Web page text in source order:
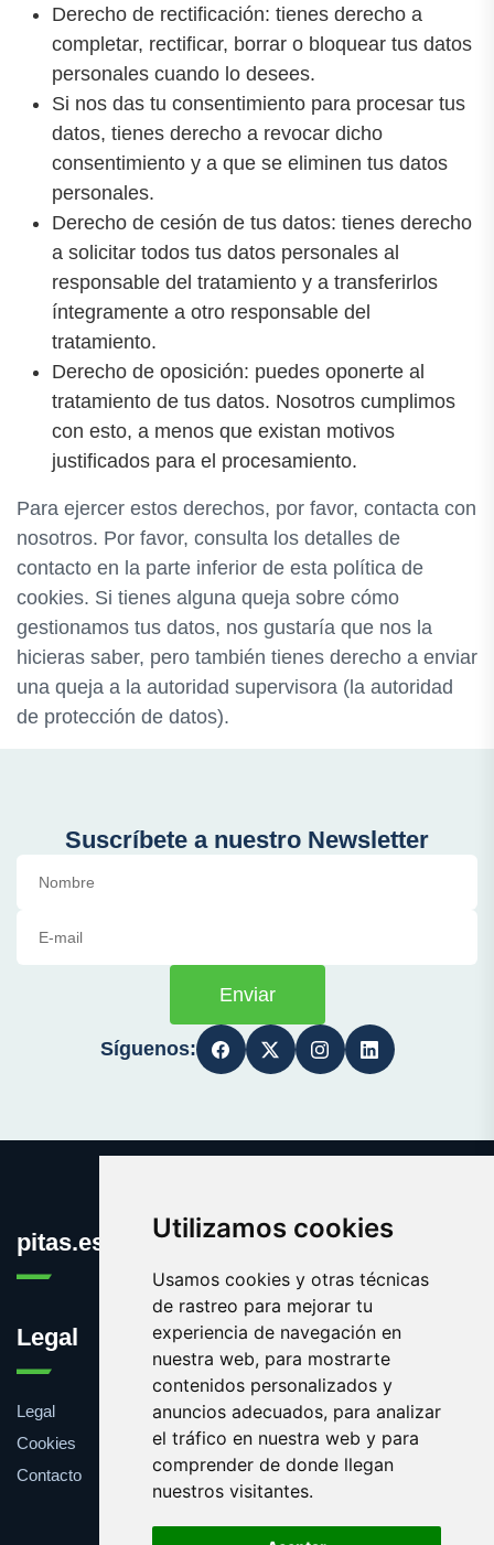
Utilizamos cookies
Usamos cookies y otras técnicas
de rastreo para mejorar tu
experiencia de navegación en
nuestra web, para mostrarte
contenidos personalizados y
anuncios adecuados, para analizar
el tráfico en nuestra web y para
comprender de donde llegan
nuestros visitantes.
Derecho de rectificación: tienes derecho a
completar, rectificar, borrar o bloquear tus datos
personales cuando lo desees.
Si nos das tu consentimiento para procesar tus
datos, tienes derecho a revocar dicho
consentimiento y a que se eliminen tus datos
personales.
Derecho de cesión de tus datos: tienes derecho
a solicitar todos tus datos personales al
responsable del tratamiento y a transferirlos
íntegramente a otro responsable del
tratamiento.
Derecho de oposición: puedes oponerte al
tratamiento de tus datos. Nosotros cumplimos
con esto, a menos que existan motivos
justificados para el procesamiento.
Para ejercer estos derechos, por favor, contacta con
nosotros. Por favor, consulta los detalles de
contacto en la parte inferior de esta política de
cookies. Si tienes alguna queja sobre cómo
gestionamos tus datos, nos gustaría que nos la
hicieras saber, pero también tienes derecho a enviar
una queja a la autoridad supervisora (la autoridad
de protección de datos).
Suscríbete a nuestro Newsletter
Enviar
Síguenos:
pitas.es
Legal
Legal
Cookies
Contacto